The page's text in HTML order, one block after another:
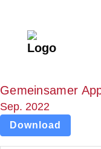
Gemeinsamer
Sep. 2022
Download